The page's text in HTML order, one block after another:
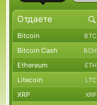
Bitcoin BTC
Bitcoin Cash BCH
Ethereum ETH
Litecoin LTC
XRP XRP